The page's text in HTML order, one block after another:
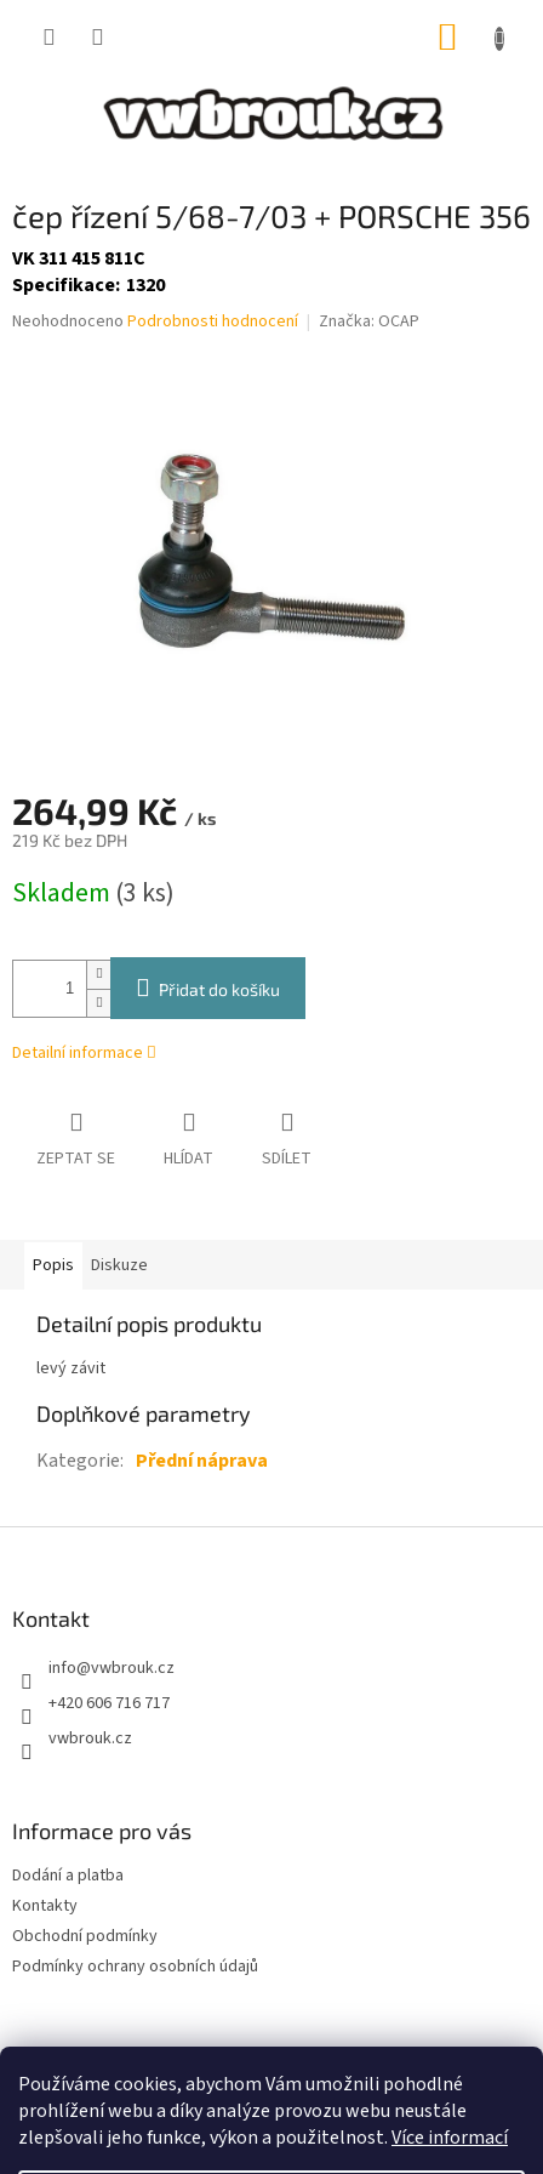
Používáme cookies, abychom Vám umožnili pohodlné
prohlížení webu a díky analýze provozu webu neustále
zlepšovali jeho funkce, výkon a použitelnost.Více informací
čep řízení 5/68-7/03 + PORSCHE 356
VK 311 415 811C
Specifikace: 1320
Průměrné
Neohodnoceno Podrobnosti hodnocení Značka: OCAP
264,99 Kč / ks
219 Kč bez DPH
cena:
Skladem (3 ks)
Přidat do košíku
Detailní informace
ZEPTAT SE HLÍDAT SDÍLET
Popis Diskuze
Detailní popis produktu
levý závit
Doplňkové parametry
Kategorie: Přední náprava
Kontakt
info@vwbrouk.cz
+420 606 716 717
vwbrouk.cz
Informace pro vás
Dodání a platba
Kontakty
Obchodní podmínky
Podmínky ochrany osobních údajů